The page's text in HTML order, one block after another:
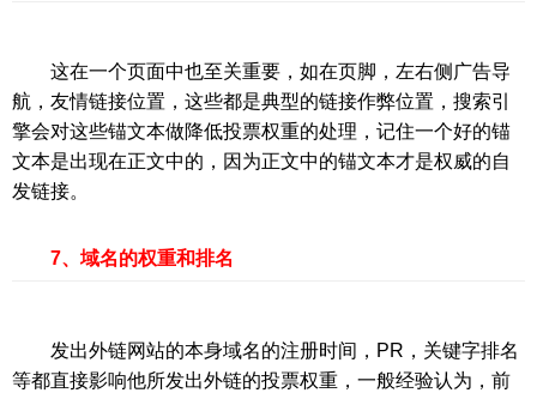
这在一个页面中也至关重要，如在页脚，左右侧广告导
航，友情链接位置，这些都是典型的链接作弊位置，搜索引
擎会对这些锚文本做降低投票权重的处理，记住一个好的锚
文本是出现在正文中的，因为正文中的锚文本才是权威的自
发链接。
7、域名的权重和排名
发出外链网站的本身域名的注册时间，PR，关键字排名
等都直接影响他所发出外链的投票权重，一般经验认为，前